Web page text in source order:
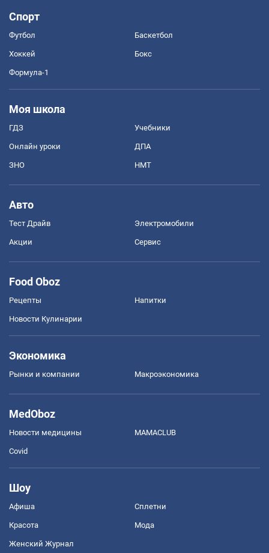
Спорт
Футбол Баскетбол
Хоккей Бокс
Формула-1
Моя школа
ГДЗ Учебники
Онлайн уроки ДПА
ЗНО НМТ
Авто
Тест Драйв Электромобили
Акции Сервис
Food Oboz
Рецепты Напитки
Новости Кулинарии
Экономика
Рынки и компании Mакроэкономика
MedOboz
Новости медицины MAMACLUB
Covid
Шоу
Афиша Сплетни
Красота Мода
Женский Журнал